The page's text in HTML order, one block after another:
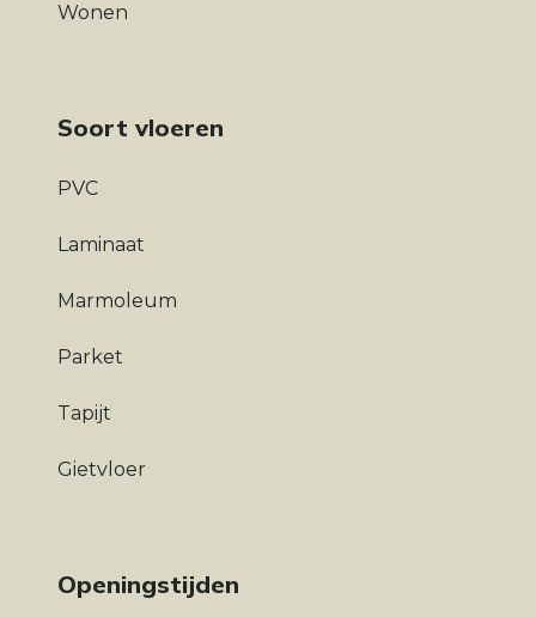
Wonen
Soort vloeren
PVC
Laminaat
Marmoleum
Parket
Tapijt
Gietvloer
Openingstijden